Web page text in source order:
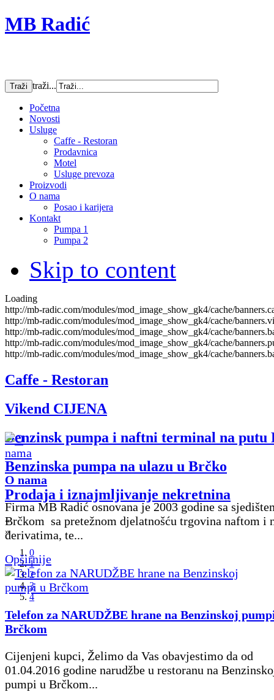
MB Radić
traži...
Početna
Novosti
Usluge
Caffe - Restoran
Prodavnica
Motel
Usluge prevoza
Proizvodi
O nama
Posao i karijera
Kontakt
Pumpa 1
Pumpa 2
Skip to content
Loading
http://mb-radic.com/modules/mod_image_show_gk4/cache/
http://mb-radic.com/modules/mod_image_show_gk4/cache/
http://mb-radic.com/modules/mod_image_show_gk4/cache/
http://mb-radic.com/modules/mod_image_show_gk4/cache/
http://mb-radic.com/modules/mod_image_show_gk4/cache/
Caffe - Restoran
Vikend CIJENA
Benzinsk pumpa i naftni terminal na
Benzinska pumpa na ulazu u Brčko
Prodaja i iznajmljivanje nekretnina
«
»
0
1
2
3
4
O nama
Firma MB Radić osnovana je 2003 godine sa
Brčkom sa pretežnom djelatnošću trgovina naftom i
derivatima, te...
Opširnije
Telefon za NARUDŽBE hrane na Benzinskoj
Brčkom
Cijenjeni kupci, Želimo da Vas obavjestimo da od
01.04.2016 godine narudžbe u restoranu na
pumpi u Brčkom...